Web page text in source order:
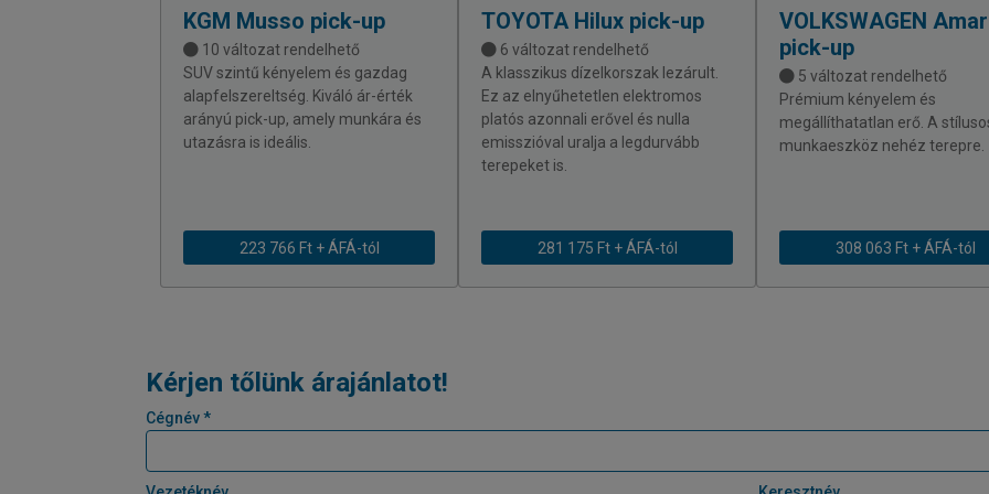
KGM Musso pick-up
10 változat rendelhető
SUV szintű kényelem és gazdag
alapfelszereltség. Kiváló ár-érték
arányú pick-up, amely munkára és
utazásra is ideális.
223 766 Ft + ÁFÁ-tól
TOYOTA Hilux pick-up
6 változat rendelhető
A klasszikus dízelkorszak lezárult.
Ez az elnyűhetetlen elektromos
platós azonnali erővel és nulla
emisszióval uralja a legdurvább
terepeket is.
281 175 Ft + ÁFÁ-tól
VOLKSWAGEN
pick-up
5 változat rendelhető
Prémium kényelem és
megállíthatatlan erő. A
munkaeszköz nehéz terepre.
308 063 Ft + ÁFÁ-tól
Kérjen tőlünk árajánlatot!
Cégnév *